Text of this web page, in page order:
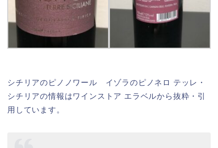
シチリアのピノノワール イゾラのピノネロ テッレ・
シチリアの情報はワインストア エラベルから抜粋・引
用しています。